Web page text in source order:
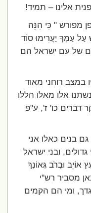
אלינו – תמיד!
" כִּי הִנֵּה
עַמְּךָ יַעֲרִימוּ סוֹד
של עם ישראל הם
רוחני מאוד
אלו מאלו הללו
דברים כו' ז', ע"פ
בנים כאלו אני
ובני ישראל
וּבְרֹב גְּאוֹנְךָ
מסביר רש"י
ומי הם הקמים